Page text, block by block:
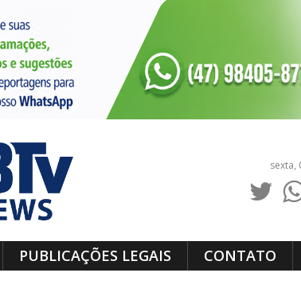
sexta,
PUBLICAÇÕES LEGAIS CONTATO